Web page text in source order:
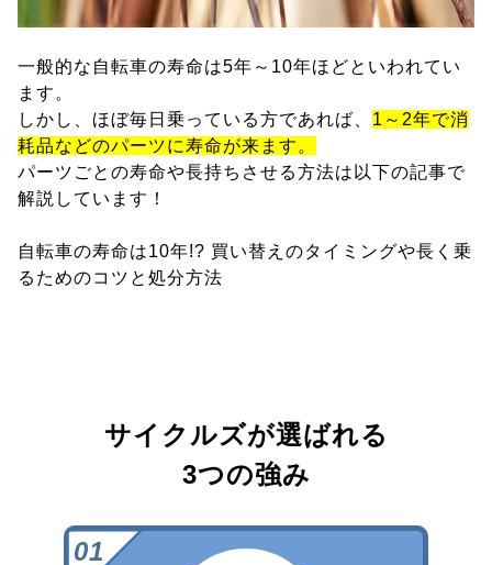
一般的な自転車の寿命は5年～10年ほどといわれてい
ます。
しかし、ほぼ毎日乗っている方であれば、 1～2年で消
耗品などのパーツに寿命が来ます。
パーツごとの寿命や長持ちさせる方法は以下の記事で
解説しています！
自転車の寿命は10年!? 買い替えのタイミングや長く乗
るためのコツと処分方法
サイクルズが選ばれる
3つの強み